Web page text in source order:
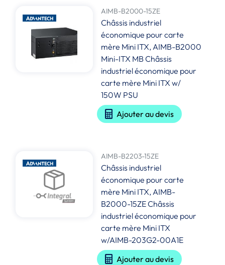
AIMB-B2000-15ZE
Châssis industriel
économique pour carte
mère Mini ITX, AIMB-B2000
Mini-ITX MB Châssis
industriel économique pour
carte mère Mini ITX w/
150W PSU
Ajouter au devis
AIMB-B2203-15ZE
Châssis industriel
économique pour carte
mère Mini ITX, AIMB-
B2000-15ZE Châssis
industriel économique pour
carte mère Mini ITX
w/AIMB-203G2-00A1E
Ajouter au devis